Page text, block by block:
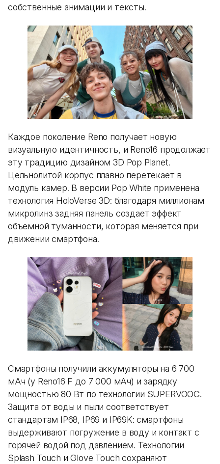
собственные анимации и тексты.
Каждое поколение Reno получает новую
визуальную идентичность, и Reno16 продолжает
эту традицию дизайном 3D Pop Planet.
Цельнолитой корпус плавно перетекает в
модуль камер. В версии Pop White применена
технология HoloVerse 3D: благодаря миллионам
микролинз задняя панель создает эффект
объемной туманности, которая меняется при
движении смартфона.
Смартфоны получили аккумуляторы на 6 700
мАч (у Reno16 F до 7 000 мАч) и зарядку
мощностью 80 Вт по технологии SUPERVOOC.
Защита от воды и пыли соответствует
стандартам IP68, IP69 и IP69K: смартфоны
выдерживают погружение в воду и контакт с
горячей водой под давлением. Технологии
Splash Touch и Glove Touch сохраняют